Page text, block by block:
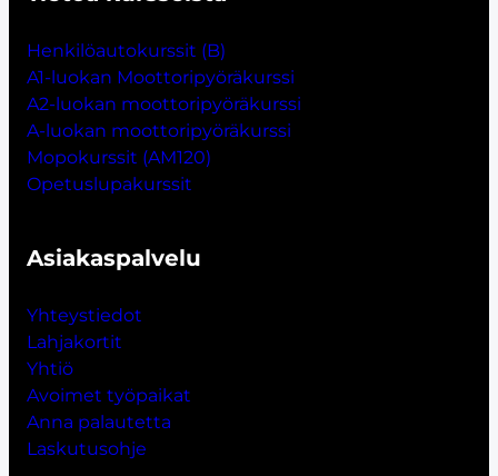
Henkilöautokurssit (B)
A1-luokan Moottoripyöräkurssi
A2-luokan moottoripyöräkurssi
A-luokan moottoripyöräkurssi
Mopokurssit (AM120)
Opetuslupakurssit
Asiakaspalvelu
Yhteystiedot
Lahjakortit
Yhtiö
Avoimet työpaikat
Anna palautetta
Laskutusohje